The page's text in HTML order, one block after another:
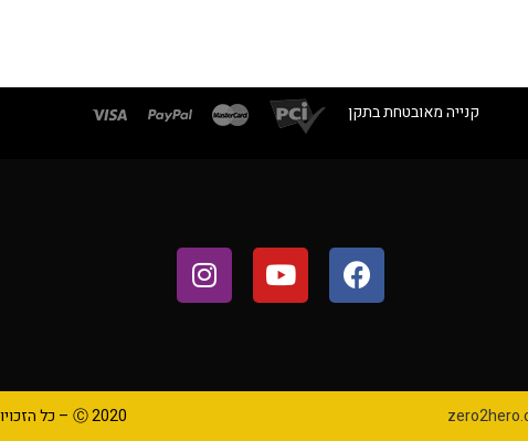
קנייה מאובטחת בתקן
Ⓒ 2020 – כל הזכויות שמורות לאתר ranmir4u.co.il